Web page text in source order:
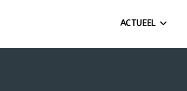
ACTUEEL